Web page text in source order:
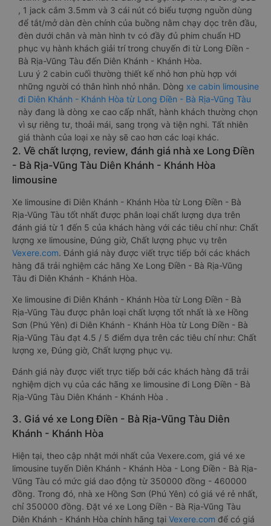
, 1 jack cắm 3.5mm và 3 cái nút có biểu tượng nguồn dùng
để tắt/mở dàn đèn chính của buồng nằm chạy dọc trên đầu,
đèn dưới chân và màn hình tv có đầy đủ phim chuẩn HD
phục vụ hành khách giải trí trong chuyến đi từ Long Điền -
Bà Rịa-Vũng Tàu đến Diên Khánh - Khánh Hòa.
Lưu ý 2 cabin cuối thường thiết kế nhỏ hơn phù hợp với
những người có thân hình nhỏ nhắn. Dòng xe cabin limousine
đi Diên Khánh - Khánh Hòa từ Long Điền - Bà Rịa-Vũng Tàu
này đang là dòng xe cao cấp nhất, hành khách thường chọn
vì sự riêng tư, thoải mái, sang trọng và tiện nghi. Tất nhiên
giá thành của loại xe này sẽ cao hơn các loại khác.
2. Về chất lượng, review, đánh giá nhà xe Long Điền
- Bà Rịa-Vũng Tàu Diên Khánh - Khánh Hòa
limousine
Xe limousine đi Diên Khánh - Khánh Hòa từ Long Điền - Bà
Rịa-Vũng Tàu tốt nhất được phân loại chất lượng dựa trên
đánh giá từ 1 đến 5 của khách hàng với các tiêu chí như: Chất
lượng xe limousine, Đúng giờ, Chất lượng phục vụ trên
Vexere.com. Đánh giá này được viết trực tiếp bởi các khách
hàng đã trải nghiệm các hãng Xe Long Điền - Bà Rịa-Vũng
Tàu đi Diên Khánh - Khánh Hòa.
Xe limousine đi Diên Khánh - Khánh Hòa từ Long Điền - Bà
Rịa-Vũng Tàu được phân loại chất lượng tốt nhất là xe Hồng
Sơn (Phú Yên) đi Diên Khánh - Khánh Hòa từ Long Điền - Bà
Rịa-Vũng Tàu đạt 4.5 / 5 điểm dựa trên các tiêu chí như: Chất
lượng xe, Đúng giờ, Chất lượng phục vụ.
Đánh giá này được viết trực tiếp bởi các khách hàng đã trải
nghiệm dịch vụ của các hãng xe limousine đi Long Điền - Bà
Rịa-Vũng Tàu Diên Khánh - Khánh Hòa .
3. Giá vé xe Long Điền - Bà Rịa-Vũng Tàu Diên
Khánh - Khánh Hòa
Hiện tại, theo cập nhật mới nhất của Vexere.com, giá vé xe
limousine tuyến Diên Khánh - Khánh Hòa - Long Điền - Bà Rịa-
Vũng Tàu có mức giá dao động từ 350000 đồng - 460000
đồng. Trong đó, nhà xe Hồng Sơn (Phú Yên) có giá vé rẻ nhất,
chỉ 350000 đồng. Đặt vé xe Long Điền - Bà Rịa-Vũng Tàu
Diên Khánh - Khánh Hòa chính hãng tại Vexere.com để có giá